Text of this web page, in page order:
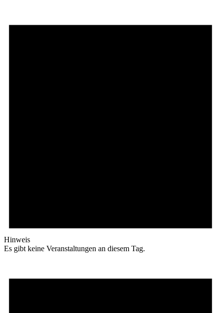
Hinweis
Es gibt keine Veranstaltungen an diesem Tag.